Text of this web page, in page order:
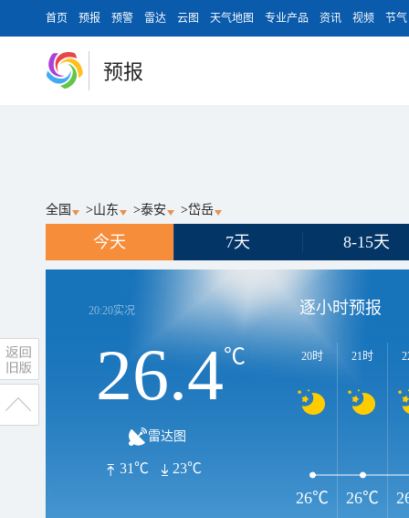
首页 预报 预警 雷达 云图 天气地图 专业产品 资讯 视频 节气
预报
全国 >山东 >泰安 >岱岳
今天 7天 8-15天
20:20实况
26.4℃
雷达图
31℃ 23℃
逐小时预报
20时 21时
26℃ 26℃